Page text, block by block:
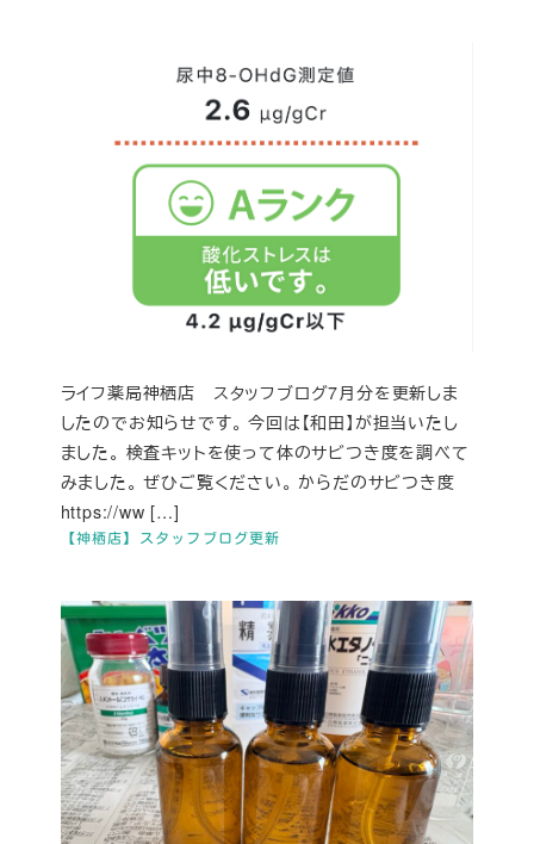
【神栖店】スタッフブログ更新
ライフ薬局神栖店 スタッフブログ7月分を更新しま
したのでお知らせです。 今回は【和田】が担当いたし
ました。 検査キットを使って体のサビつき度を調べて
みました。 ぜひご覧ください。 からだのサビつき度
https://ww […]